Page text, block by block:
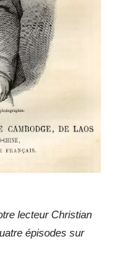
lecteur Christian
épisodes sur